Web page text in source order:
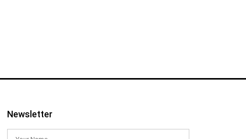
Newsletter